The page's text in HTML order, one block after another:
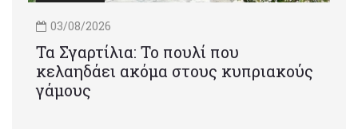
03/08/2026
Τα Σγαρτίλια: Το πουλί που
κελαηδάει ακόμα στους κυπριακούς
γάμους